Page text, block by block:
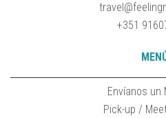
+351
Envíanos un
Pick-up /